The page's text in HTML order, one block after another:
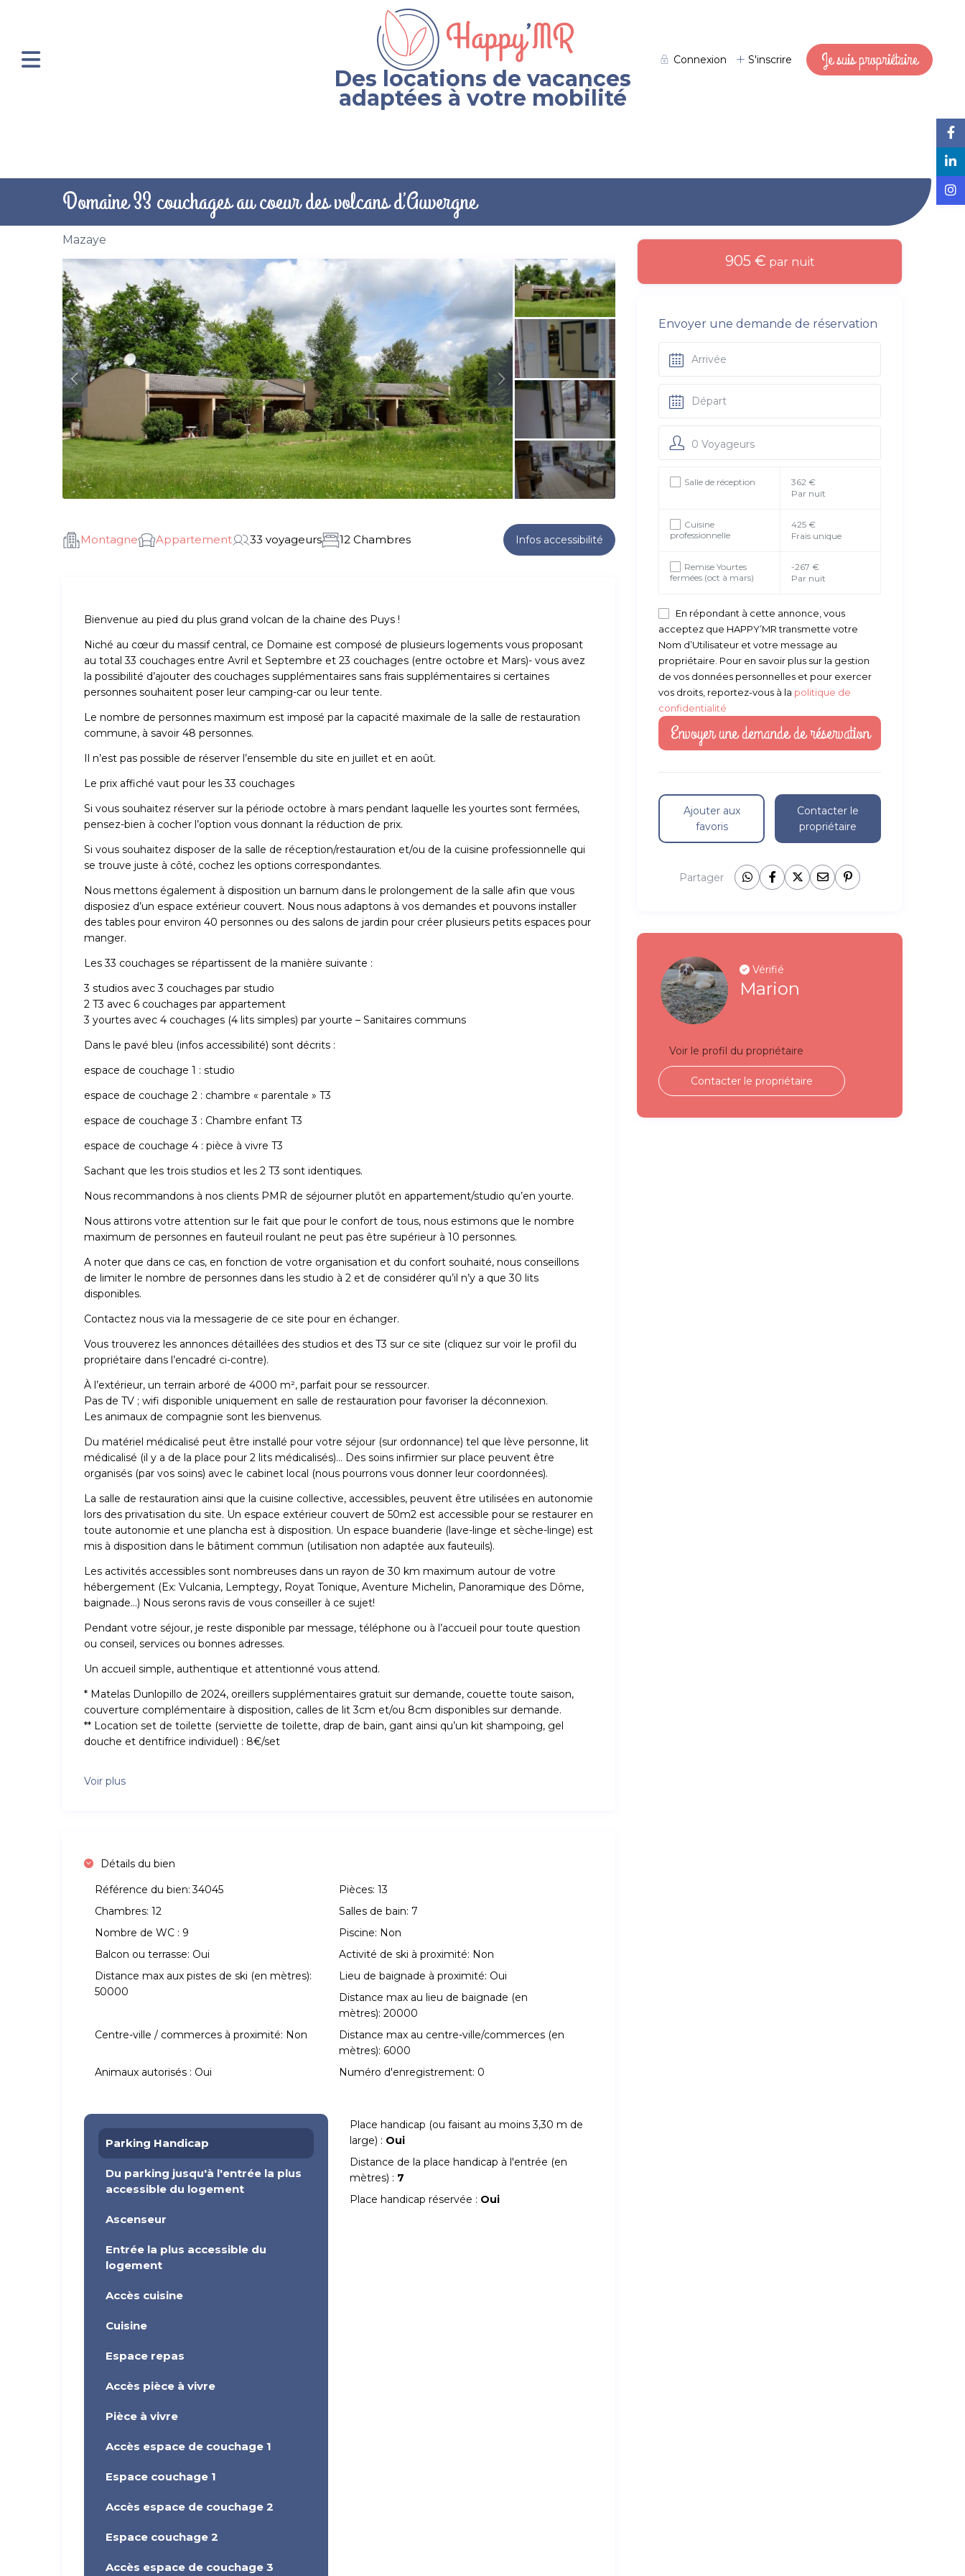
Des locations de vacances
adaptées à votre mobilité
Connexion S'inscrire Je suis propriétaire
Domaine 33 couchages au coeur des volcans d’Auvergne
Mazaye
Montagne Appartement 33 voyageurs 12 Chambres Infos accessibilité
Bienvenue au pied du plus grand volcan de la chaine des Puys !
Niché au cœur du massif central, ce Domaine est composé de plusieurs logements vous proposant
au total 33 couchages entre Avril et Septembre et 23 couchages (entre octobre et Mars)- vous avez
la possibilité d’ajouter des couchages supplémentaires sans frais supplémentaires si certaines
personnes souhaitent poser leur camping-car ou leur tente.
Le nombre de personnes maximum est imposé par la capacité maximale de la salle de restauration
commune, à savoir 48 personnes.
Il n’est pas possible de réserver l’ensemble du site en juillet et en août.
Le prix affiché vaut pour les 33 couchages
Si vous souhaitez réserver sur la période octobre à mars pendant laquelle les yourtes sont fermées,
pensez-bien à cocher l’option vous donnant la réduction de prix.
Si vous souhaitez disposer de la salle de réception/restauration et/ou de la cuisine professionnelle qui
se trouve juste à côté, cochez les options correspondantes.
Nous mettons également à disposition un barnum dans le prolongement de la salle afin que vous
disposiez d’un espace extérieur couvert. Nous nous adaptons à vos demandes et pouvons installer
des tables pour environ 40 personnes ou des salons de jardin pour créer plusieurs petits espaces pour
manger.
Les 33 couchages se répartissent de la manière suivante :
3 studios avec 3 couchages par studio
2 T3 avec 6 couchages par appartement
3 yourtes avec 4 couchages (4 lits simples) par yourte – Sanitaires communs
Dans le pavé bleu (infos accessibilité) sont décrits :
espace de couchage 1 : studio
espace de couchage 2 : chambre « parentale » T3
espace de couchage 3 : Chambre enfant T3
espace de couchage 4 : pièce à vivre T3
Sachant que les trois studios et les 2 T3 sont identiques.
Nous recommandons à nos clients PMR de séjourner plutôt en appartement/studio qu’en yourte.
Nous attirons votre attention sur le fait que pour le confort de tous, nous estimons que le nombre
maximum de personnes en fauteuil roulant ne peut pas être supérieur à 10 personnes.
A noter que dans ce cas, en fonction de votre organisation et du confort souhaité, nous conseillons
de limiter le nombre de personnes dans les studio à 2 et de considérer qu’il n’y a que 30 lits
disponibles.
Contactez nous via la messagerie de ce site pour en échanger.
Vous trouverez les annonces détaillées des studios et des T3 sur ce site (cliquez sur voir le profil du
propriétaire dans l’encadré ci-contre).
À l’extérieur, un terrain arboré de 4000 m², parfait pour se ressourcer.
Pas de TV ; wifi disponible uniquement en salle de restauration pour favoriser la déconnexion.
Les animaux de compagnie sont les bienvenus.
Du matériel médicalisé peut être installé pour votre séjour (sur ordonnance) tel que lève personne, lit
médicalisé (il y a de la place pour 2 lits médicalisés)… Des soins infirmier sur place peuvent être
organisés (par vos soins) avec le cabinet local (nous pourrons vous donner leur coordonnées).
La salle de restauration ainsi que la cuisine collective, accessibles, peuvent être utilisées en autonomie
lors des privatisation du site. Un espace extérieur couvert de 50m2 est accessible pour se restaurer en
toute autonomie et une plancha est à disposition. Un espace buanderie (lave-linge et sèche-linge) est
mis à disposition dans le bâtiment commun (utilisation non adaptée aux fauteuils).
Les activités accessibles sont nombreuses dans un rayon de 30 km maximum autour de votre
hébergement (Ex: Vulcania, Lemptegy, Royat Tonique, Aventure Michelin, Panoramique des Dôme,
baignade…) Nous serons ravis de vous conseiller à ce sujet!
Pendant votre séjour, je reste disponible par message, téléphone ou à l’accueil pour toute question
ou conseil, services ou bonnes adresses.
Un accueil simple, authentique et attentionné vous attend.
* Matelas Dunlopillo de 2024, oreillers supplémentaires gratuit sur demande, couette toute saison,
couverture complémentaire à disposition, calles de lit 3cm et/ou 8cm disponibles sur demande.
** Location set de toilette (serviette de toilette, drap de bain, gant ainsi qu’un kit shampoing, gel
douche et dentifrice individuel) : 8€/set
Voir plus
Détails du bien
Référence du bien: 34045 Pièces: 13
Chambres: 12 Salles de bain: 7
Nombre de WC : 9 Piscine: Non
Balcon ou terrasse: Oui Activité de ski à proximité: Non
Distance max aux pistes de ski (en mètres):
50000
Lieu de baignade à proximité: Oui
Distance max au lieu de baignade (en
mètres): 20000
Centre-ville / commerces à proximité: Non
Distance max au centre-ville/commerces (en
mètres): 6000
Animaux autorisés : Oui Numéro d'enregistrement: 0
Parking Handicap
Du parking jusqu'à l'entrée la plus
accessible du logement
Ascenseur
Entrée la plus accessible du
logement
Accès cuisine
Cuisine
Espace repas
Accès pièce à vivre
Pièce à vivre
Accès espace de couchage 1
Espace couchage 1
Accès espace de couchage 2
Espace couchage 2
Accès espace de couchage 3
Place handicap (ou faisant au moins 3,30 m de
large) : Oui
Distance de la place handicap à l'entrée (en
mètres) : 7
Place handicap réservée : Oui
905 € par nuit
Envoyer une demande de réservation
0 Voyageurs
Salle de réception
362 €
Par nuit
Cuisine
professionnelle
425 €
Frais unique
Remise Yourtes
fermées (oct à mars)
-267 €
Par nuit
En répondant à cette annonce, vous
acceptez que HAPPY’MR transmette votre
Nom d’Utilisateur et votre message au
propriétaire. Pour en savoir plus sur la gestion
de vos données personnelles et pour exercer
vos droits, reportez-vous à la politique de
confidentialité
Ajouter aux
favoris
Contacter le
propriétaire
Partager
Vérifié
Marion
Voir le profil du propriétaire
Contacter le propriétaire